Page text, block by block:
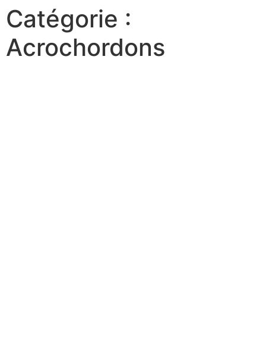
Passer
au
contenu
Catégorie :
Acrochordons